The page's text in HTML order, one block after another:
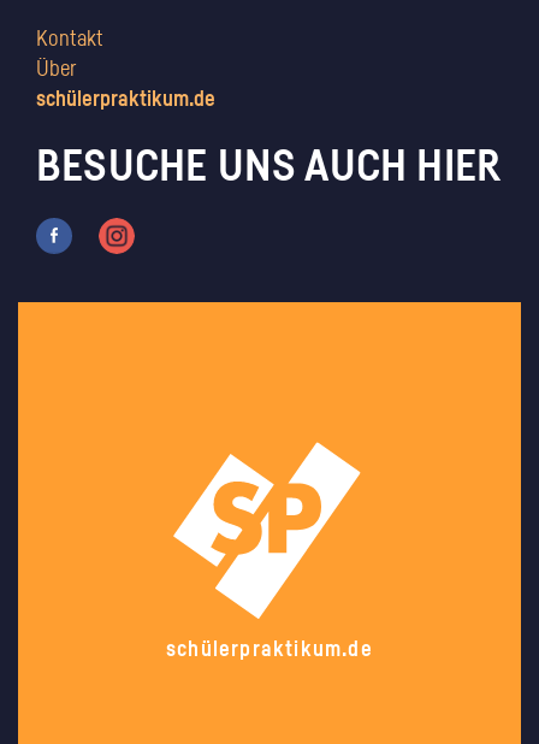
Kontakt
Über
schülerpraktikum.de
BESUCHE UNS AUCH HIER
schülerpraktikum.de